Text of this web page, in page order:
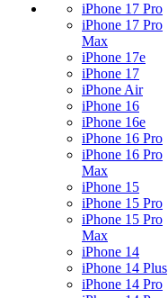
iPhone 17 Pro
iPhone 17 Pro
Max
iPhone 17e
iPhone 17
iPhone Air
iPhone 16
iPhone 16e
iPhone 16 Pro
iPhone 16 Pro
Max
iPhone 15
iPhone 15 Pro
iPhone 15 Pro
Max
iPhone 14
iPhone 14 Plus
iPhone 14 Pro